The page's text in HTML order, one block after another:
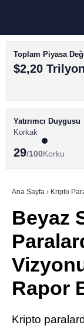
BİTCOİN
ALTCOİN
SÖZLÜK
Toplam Piyasa
$2,20 Trilyon
Yatırımcı Duygusu
Korkak
29/100Korku
Ana Sayfa › Kripto
Beyaz
Rapor
Kripto